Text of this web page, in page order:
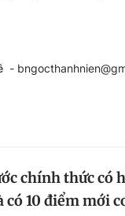
-
chính thức có
có 10 điểm mới